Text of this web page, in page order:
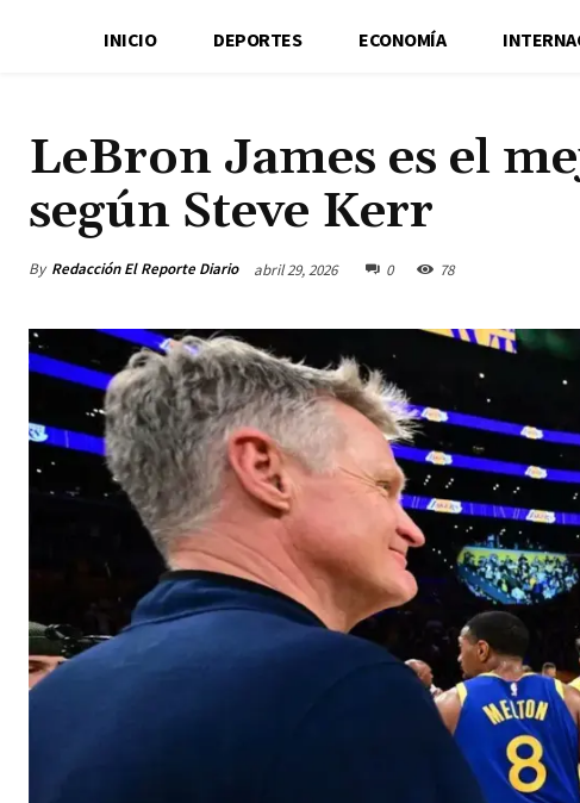
INICIO DEPORTES ECONOMÍA
LeBron James es el
según Steve Kerr
By Redacción El Reporte Diario abril 29, 2026 0 78